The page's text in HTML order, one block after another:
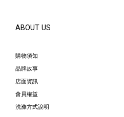
ABOUT US
購物須知
品牌故事
店面資訊
會員權益
洗滌方式說明